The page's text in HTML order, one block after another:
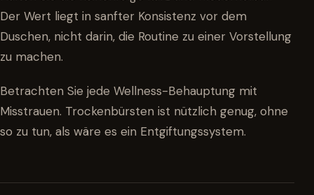
Der Wert liegt in sanfter Konsistenz vor dem
Duschen, nicht darin, die Routine zu einer Vorstellung
zu machen.
Betrachten Sie jede Wellness-Behauptung mit
Misstrauen. Trockenbürsten ist nützlich genug, ohne
so zu tun, als wäre es ein Entgiftungssystem.